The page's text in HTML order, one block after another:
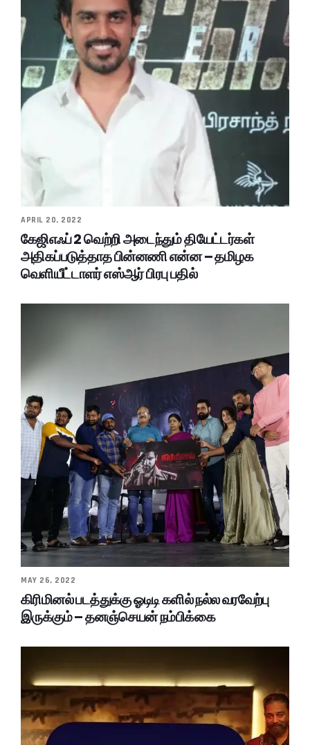
APRIL 20, 2022
கேஜிஎஃப் 2 வெற்றி அடைந்தும் தியேட்டர்கள்
அதிகப்படுத்தாத பின்னணி என்ன – தமிழக
வெளியீட்டாளர் எஸ்ஆர் பிரபு பதில்
MAY 26, 2022
கிரிமினல் படத்துக்கு ஓடிடி களில் நல்ல வரவேற்பு
இருக்கும் – தனஞ்செயன் நம்பிக்கை